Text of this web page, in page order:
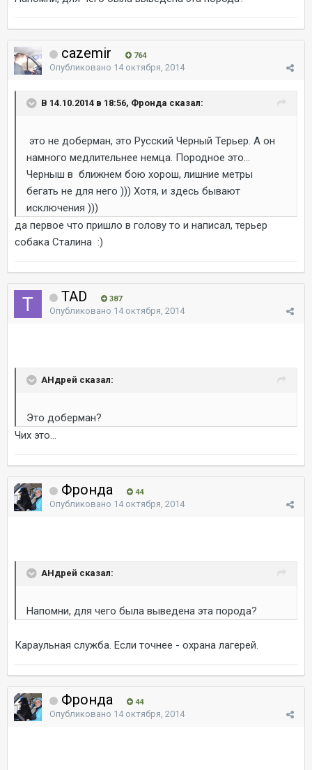
cazemir 764
Опубликовано 14 октября, 2014
В 14.10.2014 в 18:56, Фронда сказал:
это не доберман, это Русский Черный Терьер. А он
намного медлительнее немца. Породное это...
Черныш в ближнем бою хорош, лишние метры
бегать не для него ))) Хотя, и здесь бывают
исключения )))
да первое что пришло в голову то и написал, терьер
собака Сталина :)
TAD 387
Опубликовано 14 октября, 2014
AHдрей сказал:
Это доберман?
Чих это...
Фронда 44
Опубликовано 14 октября, 2014
AHдрей сказал:
Напомни, для чего была выведена эта порода?
Караульная служба. Если точнее - охрана лагерей.
Фронда 44
Опубликовано 14 октября, 2014